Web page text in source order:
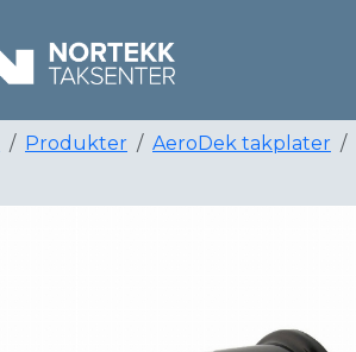
Produkter AeroDek takplater